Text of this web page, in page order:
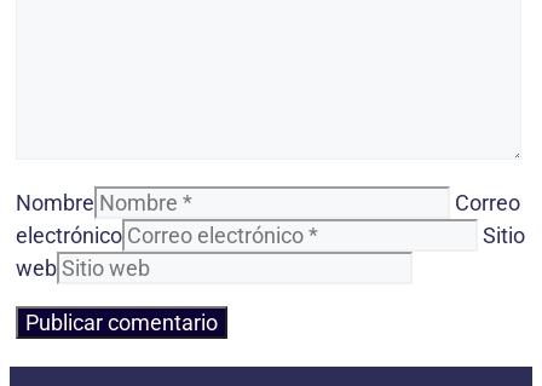
Nombre
Correo
electrónico
Sitio
web